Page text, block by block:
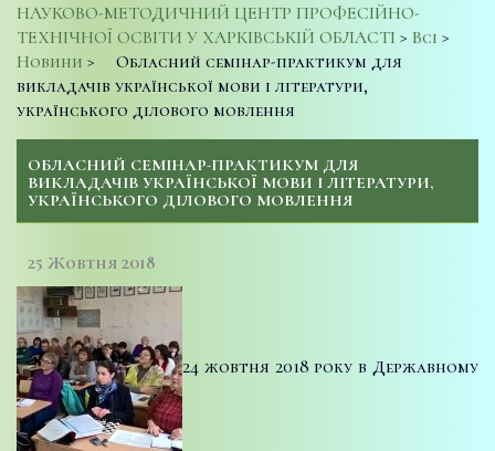
НАУКОВО-МЕТОДИЧНИЙ ЦЕНТР ПРОФЕСІЙНО-
ТЕХНІЧНОЇ ОСВІТИ У ХАРКІВСЬКІЙ ОБЛАСТІ > Всі >
Новини >
Обласний семінар-практикум для
викладачів української мови і літератури,
українського ділового мовлення
ОБЛАСНИЙ СЕМІНАР-ПРАКТИКУМ ДЛЯ
ВИКЛАДАЧІВ УКРАЇНСЬКОЇ МОВИ І ЛІТЕРАТУРИ,
УКРАЇНСЬКОГО ДІЛОВОГО МОВЛЕННЯ
25 Жовтня 2018
24 жовтня 2018 року в Державному